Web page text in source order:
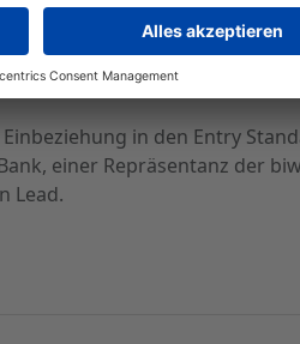
vertretenem Discount-
zugeteilt.
in den Entry
einer Repräsentanz der
Lead.